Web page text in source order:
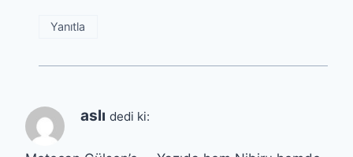
Yanıtla
aslı dedi ki: